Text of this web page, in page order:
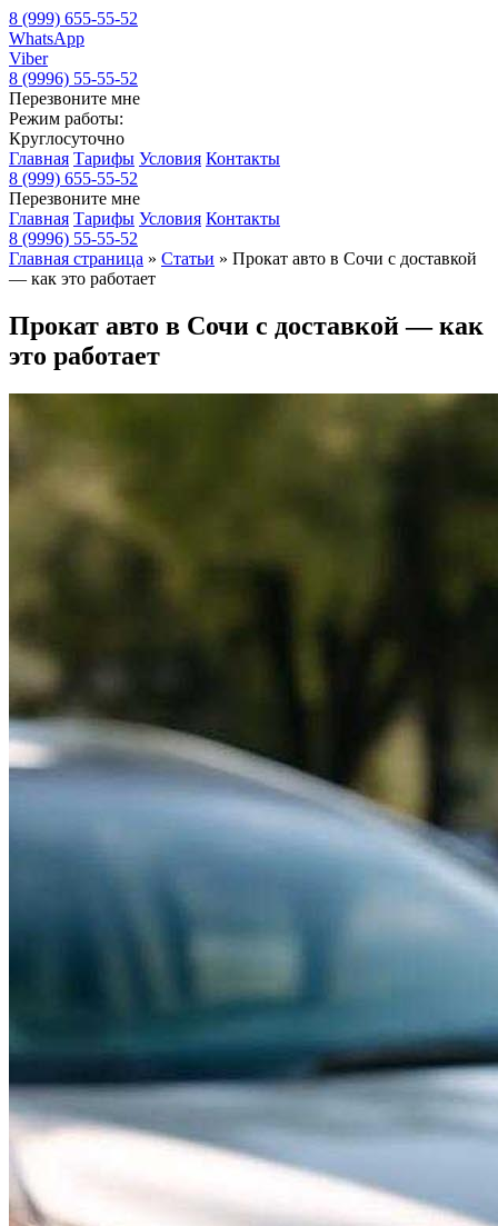
8 (999) 655-55-52
WhatsApp
Viber
8 (9996) 55-55-52
Перезвоните мне
Режим работы:
Круглосуточно
Главная Тарифы Условия Контакты
8 (999) 655-55-52
Перезвоните мне
Главная Тарифы Условия Контакты
8 (9996) 55-55-52
Главная страница » Статьи » Прокат авто в Сочи с доставкой
— как это работает
Прокат авто в Сочи с доставкой — как
это работает